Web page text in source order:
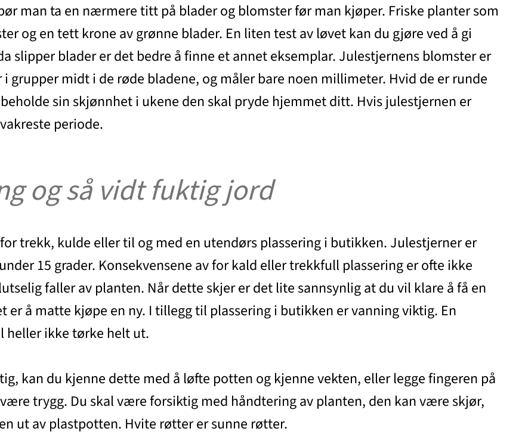
man ta en nærmere titt på blader og blomster før man kjøper. Friske planter som
og en tett krone av grønne blader. En liten test av løvet kan du gjøre ved å gi
slipper blader er det bedre å finne et annet eksemplar. Julestjernens blomster er
grupper midt i de røde bladene, og måler bare noen millimeter. Hvid de er runde
sin skjønnhet i ukene den skal pryde hjemmet ditt. Hvis julestjernen er
periode.
og så vidt fuktig jord
trekk, kulde eller til og med en utendørs plassering i butikken. Julestjerner er
15 grader. Konsekvensene av for kald eller trekkfull plassering er ofte ikke
faller av planten. Når dette skjer er det lite sannsynlig at du vil klare å få en
er å matte kjøpe en ny. I tillegg til plassering i butikken er vanning viktig. En
heller ikke tørke helt ut.
kan du kjenne dette med å løfte potten og kjenne vekten, eller legge fingeren på
trygg. Du skal være forsiktig med håndtering av planten, den kan være skjør,
ut av plastpotten. Hvite røtter er sunne røtter.